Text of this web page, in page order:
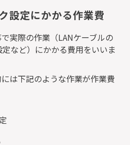
設定にかかる作業費
実際の作業（LANケーブルの
など）にかかる費用をいいま
は下記のような作業が作業費